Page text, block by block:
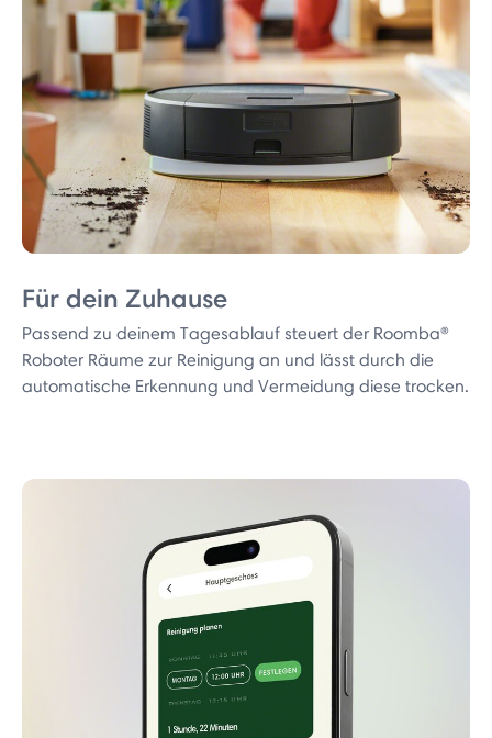
Für dein Zuhause
Passend zu deinem Tagesablauf steuert der Roomba®
Roboter Räume zur Reinigung an und lässt durch die
automatische Erkennung und Vermeidung diese trocken.